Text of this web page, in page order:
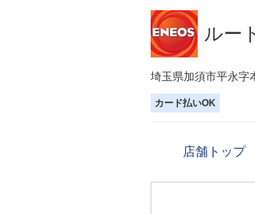
ルー
埼玉県加須市平永字
カード払いOK
店舗トップ